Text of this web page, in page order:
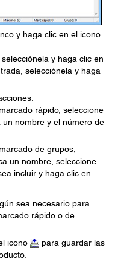
y haga clic en el icono
y haga clic en
selecciónela y haga
rápido, seleccione
un nombre y el número de
de grupos,
un nombre, seleccione
incluir y haga clic en
sea necesario para
rápido o de
icono
para guardar las